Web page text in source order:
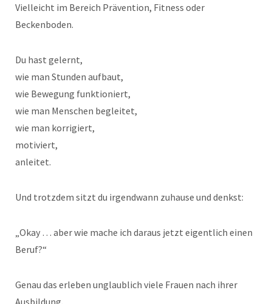
Vielleicht im Bereich Prävention, Fitness oder
Beckenboden.
Du hast gelernt,
wie man Stunden aufbaut,
wie Bewegung funktioniert,
wie man Menschen begleitet,
wie man korrigiert,
motiviert,
anleitet.
Und trotzdem sitzt du irgendwann zuhause und denkst:
„Okay … aber wie mache ich daraus jetzt eigentlich einen
Beruf?“
Genau das erleben unglaublich viele Frauen nach ihrer
Ausbildung.